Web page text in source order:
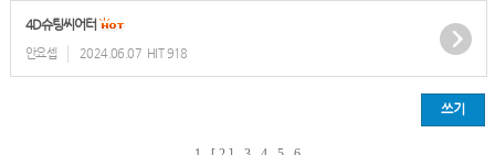
4D슈팅씨어터
안요셉 2024.06.07 HIT 918
쓰기